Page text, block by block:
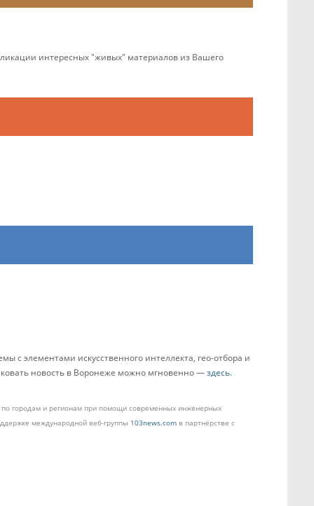
интересных "живых" материалов из Вашего
с элементами искусственного интеллекта, гео-отбора и
новость в Воронеже можно мгновенно —здесь.
по городам и регионам при помощи современных инженерных
международной веб-группы 103news.com в партнёрстве с